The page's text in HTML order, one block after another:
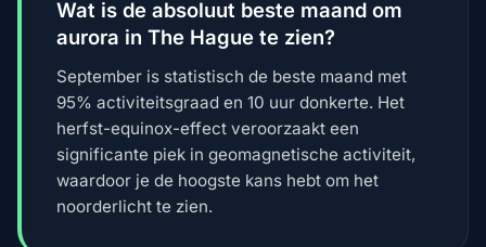
Wat is de absoluut beste maand om
aurora in The Hague te zien?
September is statistisch de beste maand met
95% activiteitsgraad en 10 uur donkerte. Het
herfst-equinox-effect veroorzaakt een
significante piek in geomagnetische activiteit,
waardoor je de hoogste kans hebt om het
noorderlicht te zien.